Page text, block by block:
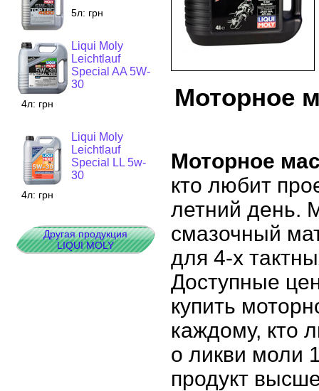
5л: грн
Liqui Moly
Leichtlauf
Special AA 5W-
30
4л: грн
Liqui Moly
Leichtlauf
Special LL 5w-
30
4л: грн
Другая продукция
LIQUI MOLY
Моторное
Моторное
кто любит
летний день.
смазочный
для 4-х
Доступные
купить
каждому, кто
о ликви моли
продукт